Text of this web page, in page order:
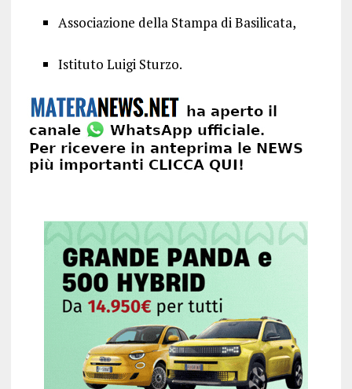
Associazione della Stampa di Basilicata,
Istituto Luigi Sturzo.